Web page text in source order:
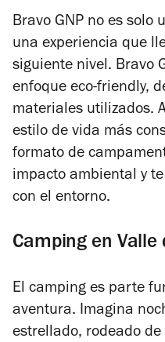
Bravo GNP no es solo
una experiencia que
siguiente nivel. Bravo
enfoque eco-friendly,
materiales utilizados.
estilo de vida más
formato de
impacto ambiental y
con el entorno.
Camping en Valle
El camping es parte
aventura. Imagina
estrellado, rodeado